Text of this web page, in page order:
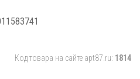
Код товара на сайте apt87.ru: 1814